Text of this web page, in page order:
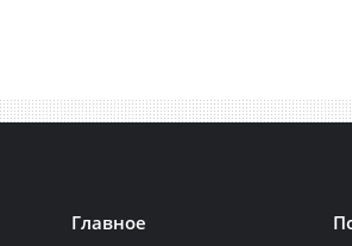
Главное